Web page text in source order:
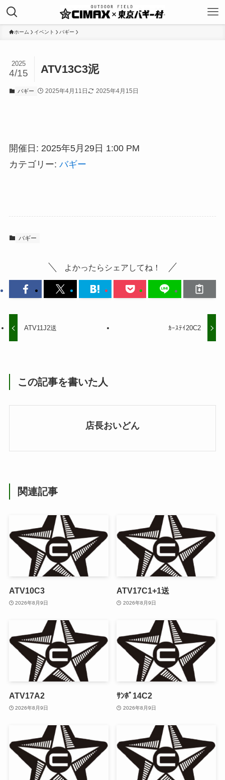
ホーム イベント バギー
ATV13C3泥
2025
4/15
バギー 2025年4月11日 2025年4月15日
開催日: 2025年5月29日 1:00 PM
カテゴリー: バギー
バギー
よかったらシェアしてね！
ATV11J2送 ｶｰｽﾃｲ20C2
この記事を書いた人
店長おいどん
関連記事
ATV10C3
2026年8月9日
ATV17C1+1送
2026年8月9日
ATV17A2
2026年8月9日
ｻﾝﾎﾟ14C2
2026年8月9日